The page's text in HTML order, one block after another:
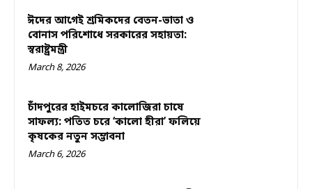
ঈদের আগেই শ্রমিকদের বেতন-ভাতা ও
বোনাস পরিশোধে সরকারের সহায়তা:
স্বরাষ্ট্রমন্ত্রী
March 8, 2026
চাঁদপুরের হাইমচরে কালোজিরা চাষে
সাফল্য: পতিত চরে ‘কালো হীরা’ ফলিয়ে
কৃষকের নতুন সম্ভাবনা
March 6, 2026